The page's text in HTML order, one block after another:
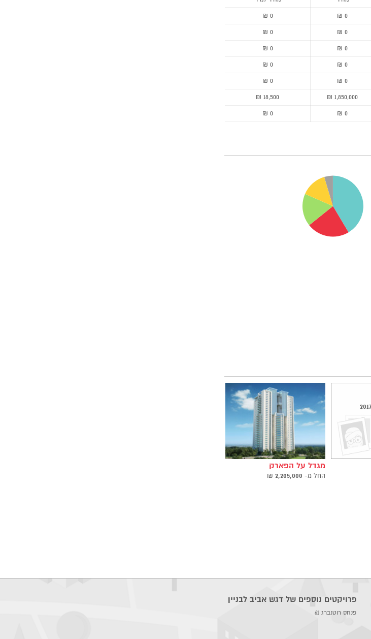
0 ₪
0 ₪
0 ₪
0 ₪
0 ₪
0 ₪
0 ₪
0 ₪
0 ₪
0 ₪
1,850,000 ₪
18,500 ₪
0 ₪
0 ₪
מגדל על הפארק
החל ‫מ- 2,205,000
₪
פרויקטים נוספים של דגש אביב לבניין
פנחס רוטנברג 61